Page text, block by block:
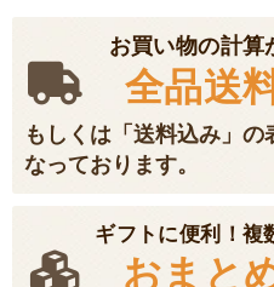
お買い物の計算
全品送
もしくは「送料込み」の
なっております。
ギフトに便利！複
おまと